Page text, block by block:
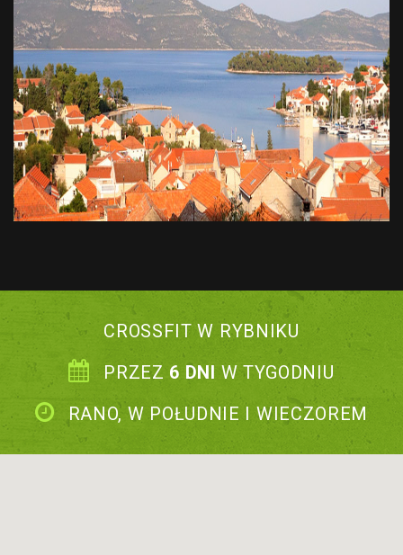
CROSSFIT W RYBNIKU
PRZEZ 6 DNI W TYGODNIU
RANO, W POŁUDNIE I WIECZOREM